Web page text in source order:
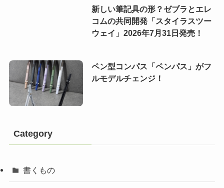
新しい筆記具の形？ゼブラとエレ
コムの共同開発「スタイラスツー
ウェイ」2026年7月31日発売！
ペン型コンパス「ペンパス」がフ
ルモデルチェンジ！
Category
書くもの